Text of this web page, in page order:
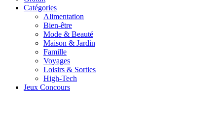
Catégories
Alimentation
Bien-être
Mode & Beauté
Maison & Jardin
Famille
Voyages
Loisirs & Sorties
High-Tech
Jeux Concours